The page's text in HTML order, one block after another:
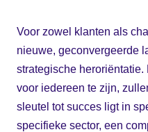
Voor zowel klanten als
nieuwe, geconvergeerde
strategische
voor iedereen te zijn,
sleutel tot succes ligt in
specifieke sector, een